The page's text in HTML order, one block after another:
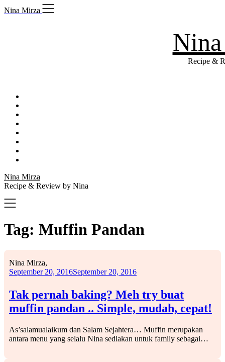
Skip
to
Nina Mirza
Recipe &
Nina Mirza
Recipe & Review by Nina
Tag: Muffin Pandan
Tak pernah baking? Meh try buat
muffin pandan .. Simple, mudah, cepat!
Nina Mirza,
September 20, 2016September 20, 2016
As’salamualaikum dan Salam Sejahtera… Muffin merupakan
antara menu yang selalu Nina sediakan untuk family sebagai…